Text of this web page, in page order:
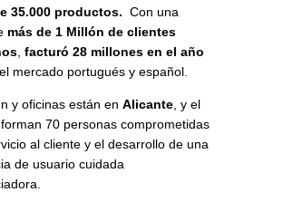
35.000 productos. Con una
más de 1 Millón de clientes
, facturó 28 millones en el año
mercado portugués y español.
y oficinas están en Alicante, y el
70 personas comprometidas
al cliente y el desarrollo de una
de usuario cuidada